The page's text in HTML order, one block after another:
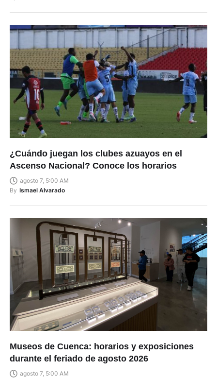
¿Cuándo juegan los clubes azuayos en el
Ascenso Nacional? Conoce los horarios
agosto 7, 5:00 AM
By Ismael Alvarado
Museos de Cuenca: horarios y exposiciones
durante el feriado de agosto 2026
agosto 7, 5:00 AM